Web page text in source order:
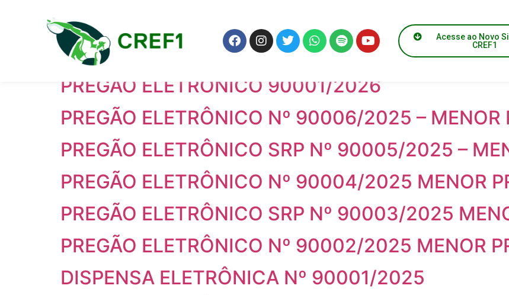
Acesse ao Novo
CREF1
Categoria Juridico:
PREGÃO ELETRÔNICO Nº 90002/2026
PREGÃO ELETRÔNICO 90001/2026
PREGÃO ELETRÔNICO Nº 90006/2025 – MENOR
PREGÃO ELETRÔNICO SRP Nº 90005/2025 –
PREGÃO ELETRÔNICO Nº 90004/2025 MENOR
PREGÃO ELETRÔNICO SRP Nº 90003/2025
PREGÃO ELETRÔNICO Nº 90002/2025 MENOR
DISPENSA ELETRÔNICA Nº 90001/2025